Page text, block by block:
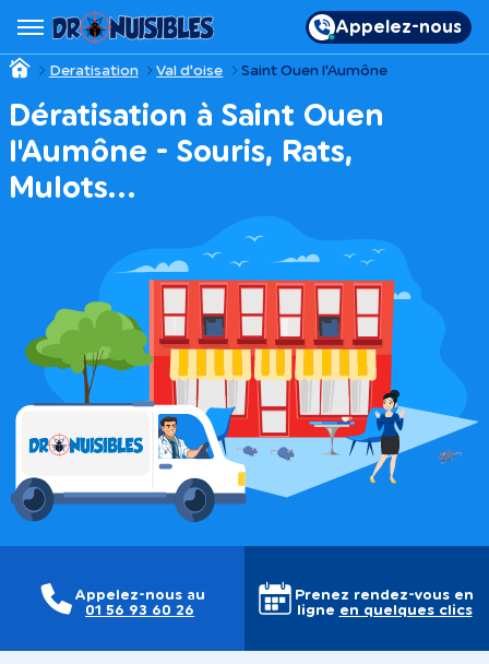
Appelez-nous
Deratisation Val d'oise Saint Ouen l'Aumône
Dératisation à Saint Ouen
l'Aumône - Souris, Rats,
Mulots…
Appelez-nous au
01 56 93 60 26
Prenez rendez-vous en
ligne en quelques clics